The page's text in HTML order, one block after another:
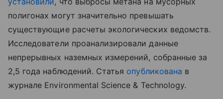
полигонах могут значительно превышать
существующие расчеты экологических ведомств.
Исследователи проанализировали данные
непрерывных наземных измерений, собранные за
2,5 года наблюдений. Статья опубликована в
журнале Environmental Science & Technology.